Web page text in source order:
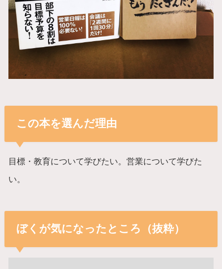
この本を選んだ理由
目標・教育について学びたい。営業について学びた
い。
ぼくが気になったところ（抜粋）